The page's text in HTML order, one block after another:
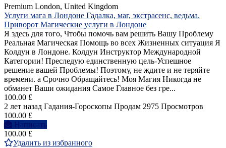
Premium London, United Kingdom
Услуги мага в Лондоне Гадалка, маг, экстрасенс, ведьма.
Приворот Магические услуги в Лондоне
Я здесь для того, Чтобы помочь вам решить Вашу Проблему
Реальная Магическая Помощь во всех Жизненных ситуация Я
Колдун в Лондоне. Колдун Инструктор Международной
Категории! Преследую единственную цель-Успешное
решение вашей Проблемы! Поэтому, не ждите и не теряйте
времени. а Срочно Обращайтесь! Моя Магия Никогда не
обманет Ваши ожидания Самое Главное без гре...
100.00 £
2 лет назад Гадания-Гороскопы Продам 2975 Просмотров
100.00 £
Написать
100.00 £
Удалить из избранного